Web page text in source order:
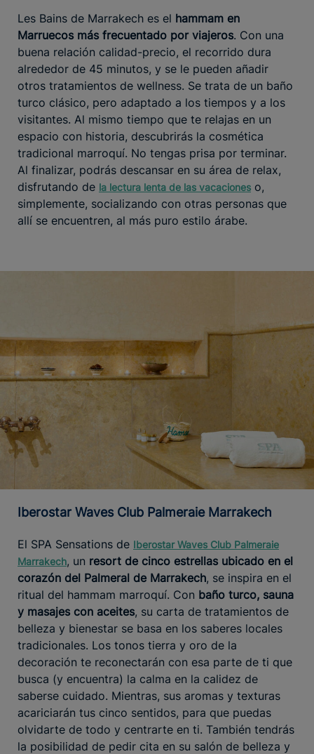
Les Bains de Marrakech es el hammam en
Marruecos más frecuentado por viajeros. Con una
buena relación calidad-precio, el recorrido dura
alrededor de 45 minutos, y se le pueden añadir
otros tratamientos de wellness. Se trata de un baño
turco clásico, pero adaptado a los tiempos y a los
visitantes. Al mismo tiempo que te relajas en un
espacio con historia, descubrirás la cosmética
tradicional marroquí. No tengas prisa por terminar.
Al finalizar, podrás descansar en su área de relax,
disfrutando de la lectura lenta de las vacaciones o,
simplemente, socializando con otras personas que
allí se encuentren, al más puro estilo árabe.
Iberostar Waves Club Palmeraie Marrakech
El SPA Sensations de Iberostar Waves Club Palmeraie
Marrakech, un resort de cinco estrellas ubicado en el
corazón del Palmeral de Marrakech, se inspira en el
ritual del hammam marroquí. Con baño turco, sauna
y masajes con aceites, su carta de tratamientos de
belleza y bienestar se basa en los saberes locales
tradicionales. Los tonos tierra y oro de la
decoración te reconectarán con esa parte de ti que
busca (y encuentra) la calma en la calidez de
saberse cuidado. Mientras, sus aromas y texturas
acariciarán tus cinco sentidos, para que puedas
olvidarte de todo y centrarte en ti. También tendrás
la posibilidad de pedir cita en su salón de belleza y